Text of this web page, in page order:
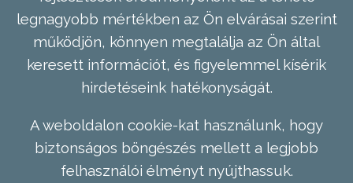
legnagyobb mértékben az Ön elvárásai szerint
működjön, könnyen megtalálja az Ön által
keresett információt, és figyelemmel kísérik
hirdetéseink hatékonyságát.
A weboldalon cookie-kat használunk, hogy
biztonságos böngészés mellett a legjobb
felhasználói élményt nyújthassuk.